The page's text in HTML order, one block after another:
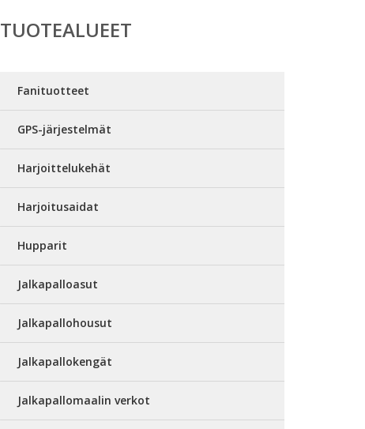
TUOTEALUEET
Fanituotteet
GPS-järjestelmät
Harjoittelukehät
Harjoitusaidat
Hupparit
Jalkapalloasut
Jalkapallohousut
Jalkapallokengät
Jalkapallomaalin verkot